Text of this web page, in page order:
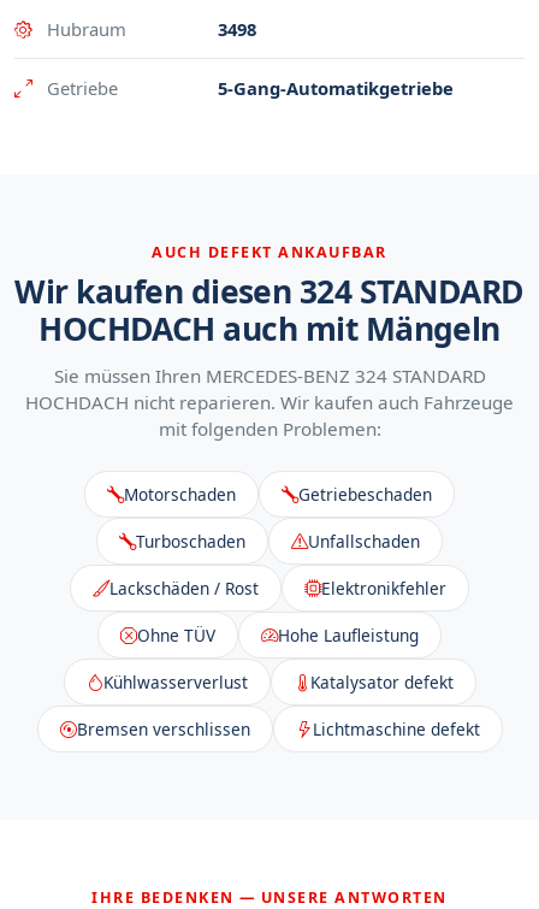
Hubraum 3498
Getriebe 5-Gang-Automatikgetriebe
AUCH DEFEKT ANKAUFBAR
Wir kaufen diesen 324 STANDARD
HOCHDACH auch mit Mängeln
Sie müssen Ihren MERCEDES-BENZ 324 STANDARD
HOCHDACH nicht reparieren. Wir kaufen auch Fahrzeuge
mit folgenden Problemen:
Motorschaden Getriebeschaden
Turboschaden Unfallschaden
Lackschäden / Rost Elektronikfehler
Ohne TÜV Hohe Laufleistung
Kühlwasserverlust Katalysator defekt
Bremsen verschlissen Lichtmaschine defekt
IHRE BEDENKEN — UNSERE ANTWORTEN